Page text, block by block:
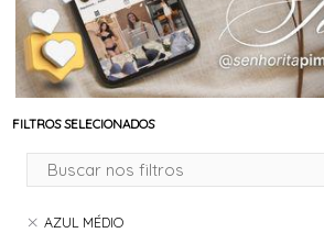
FILTROS SELECIONADOS
AZUL MÉDIO